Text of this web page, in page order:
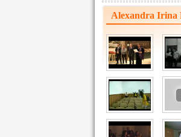
Alexandra Irina